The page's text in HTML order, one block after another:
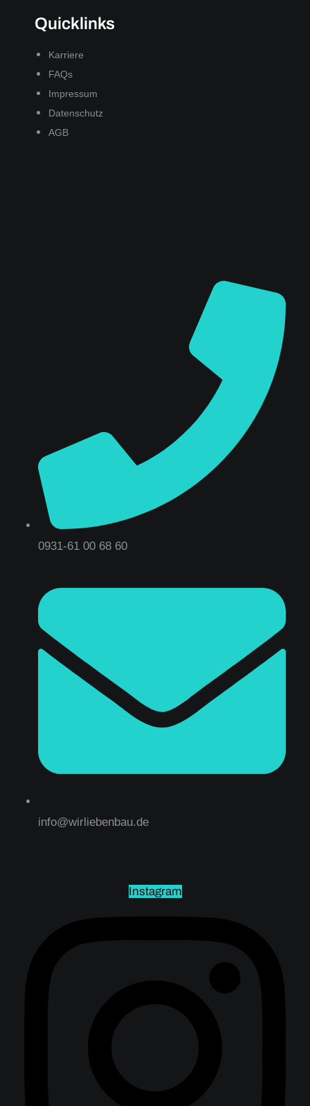
Quicklinks
Karriere
FAQs
Impressum
Datenschutz
AGB
0931-61 00 68 60
info@wirliebenbau.de
Instagram